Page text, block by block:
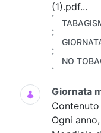
(1).pdf...
NO
Giornata
Contenuto
Ogni